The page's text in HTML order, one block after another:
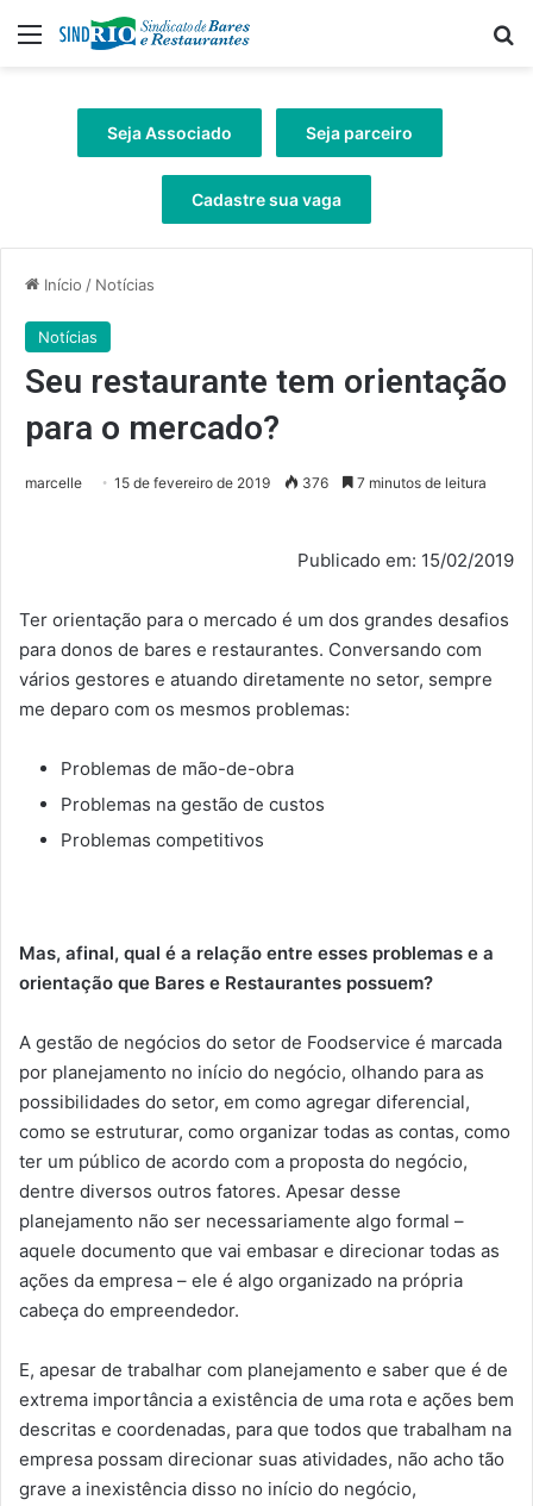
Menu
Seja Associado Seja parceiro
Cadastre sua vaga
Início / Notícias
Notícias
Seu restaurante tem orientação
para o mercado?
marcelle 15 de fevereiro de 2019 376 7 minutos de leitura
Publicado em: 15/02/2019
Ter orientação para o mercado é um dos grandes desafios
para donos de bares e restaurantes. Conversando com
vários gestores e atuando diretamente no setor, sempre
me deparo com os mesmos problemas:
Problemas de mão-de-obra
Problemas na gestão de custos
Problemas competitivos
Mas, afinal, qual é a relação entre esses problemas e a
orientação que Bares e Restaurantes possuem?
A gestão de negócios do setor de Foodservice é marcada
por planejamento no início do negócio, olhando para as
possibilidades do setor, em como agregar diferencial,
como se estruturar, como organizar todas as contas, como
ter um público de acordo com a proposta do negócio,
dentre diversos outros fatores. Apesar desse
planejamento não ser necessariamente algo formal –
aquele documento que vai embasar e direcionar todas as
ações da empresa – ele é algo organizado na própria
cabeça do empreendedor.
E, apesar de trabalhar com planejamento e saber que é de
extrema importância a existência de uma rota e ações bem
descritas e coordenadas, para que todos que trabalham na
empresa possam direcionar suas atividades, não acho tão
grave a inexistência disso no início do negócio,